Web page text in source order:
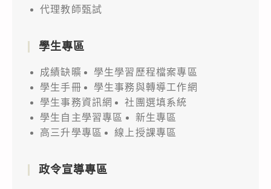
代理教師甄試
學生專區
成績缺曠
學生學習歷程檔案專區
學生手冊
學生事務與轉導工作網
學生事務資訊網
社團選填系統
學生自主學習專區
新生專區
高三升學專區
線上授課專區
政令宣導專區